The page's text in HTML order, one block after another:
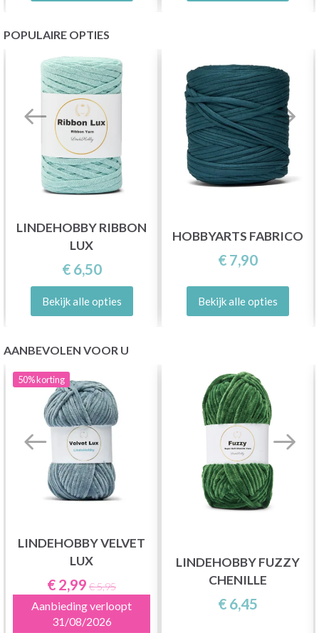
POPULAIRE OPTIES
LINDEHOBBY RIBBON
LUX
€ 6,50
Bekijk alle opties
HOBBYARTS FABRICO
€ 7,90
Bekijk alle opties
AANBEVOLEN VOOR U
50%korting
LINDEHOBBY VELVET
LUX
€ 2,99 € 5,95
Aanbieding verloopt
31/08/2026
LINDEHOBBY FUZZY
CHENILLE
€ 6,45